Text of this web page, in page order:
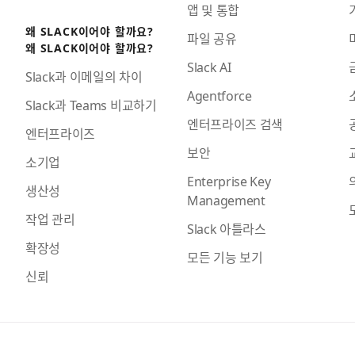
왜 SLACK이어야 할까요?
왜 SLACK이어야 할까요?
Slack과 이메일의 차이
Slack과 Teams 비교하기
엔터프라이즈
소기업
생산성
작업 관리
확장성
신뢰
앱 및 통합
파일 공유
Slack AI
Agentforce
엔터프라이즈 검색
보안
Enterprise Key
Management
Slack 아틀라스
모든 기능 보기